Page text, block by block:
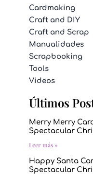
Cardmaking
Craft and DIY
Craft and Scrap
Manualidades
Scrapbooking
Tools
Videos
Últimos
Merry Merry
Spectacular
Leer más »
Happy Santa
Spectacular